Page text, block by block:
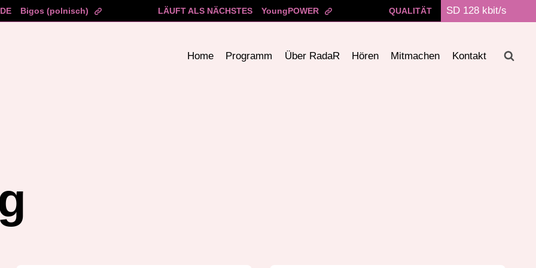
Bigos (polnisch) LÄUFT ALS NÄCHSTES YoungPOWER QUALITÄT
Home Programm Über RadaR Hören Mitmachen Kontakt